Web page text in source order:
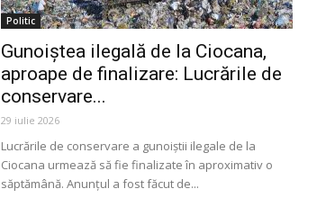
Politic
Gunoiștea ilegală de la Ciocana,
aproape de finalizare: Lucrările de
conservare...
29 iulie 2026
Lucrările de conservare a gunoiștii ilegale de la
Ciocana urmează să fie finalizate în aproximativ o
săptămână. Anunțul a fost făcut de...